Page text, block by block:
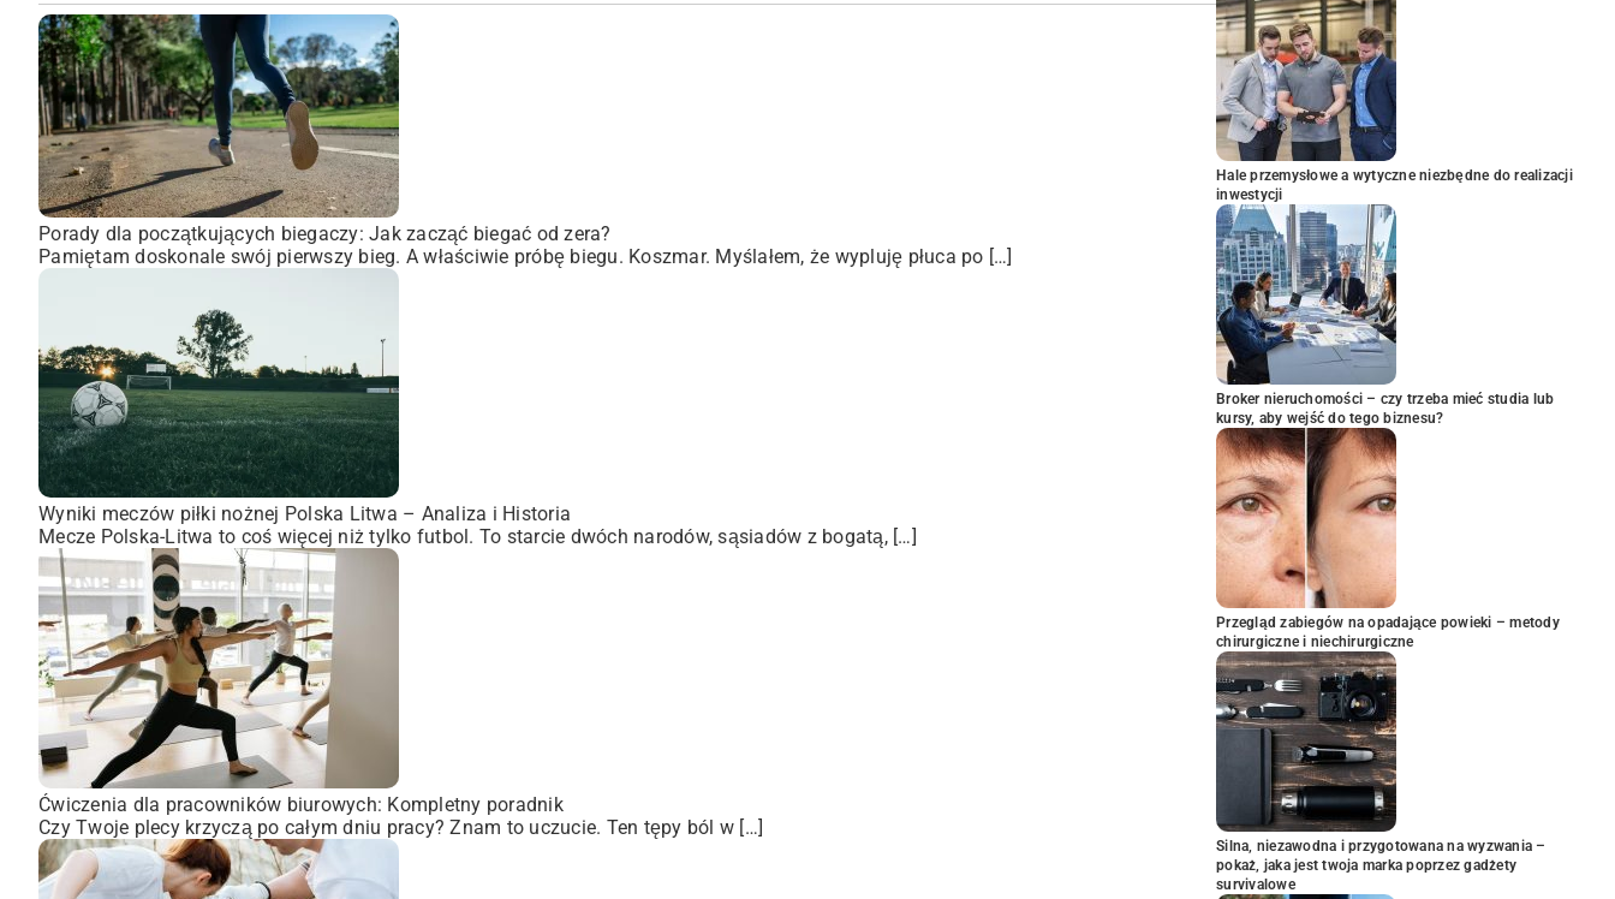
Porady dla początkujących biegaczy: Jak zacząć biegać od zera?
Pamiętam doskonale swój pierwszy bieg. A właściwie próbę biegu. Koszmar. Myślałem, że wypluję płuca po […]
Wyniki meczów piłki nożnej Polska Litwa – Analiza i Historia
Mecze Polska-Litwa to coś więcej niż tylko futbol. To starcie dwóch narodów, sąsiadów z bogatą, […]
Ćwiczenia dla pracowników biurowych: Kompletny poradnik
Czy Twoje plecy krzyczą po całym dniu pracy? Znam to uczucie. Ten tępy ból w […]
Hale przemysłowe a wytyczne niezbędne do realizacji
inwestycji
Broker nieruchomości – czy trzeba mieć studia lub
kursy, aby wejść do tego biznesu?
Przegląd zabiegów na opadające powieki – metody
chirurgiczne i niechirurgiczne
Silna, niezawodna i przygotowana na wyzwania –
pokaż, jaka jest twoja marka poprzez gadżety
survivalowe